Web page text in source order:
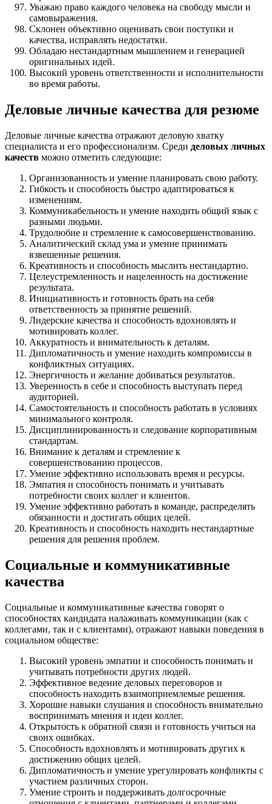
Уважаю право каждого человека на свободу мысли и
самовыражения.
Склонен объективно оценивать свои поступки и
качества, исправлять недостатки.
Обладаю нестандартным мышлением и генерацией
оригинальных идей.
Высокий уровень ответственности и исполнительности
во время работы.
Деловые личные качества для резюме
Деловые личные качества отражают деловую хватку
специалиста и его профессионализм. Среди деловых личных
качеств можно отметить следующие:
Организованность и умение планировать свою работу.
Гибкость и способность быстро адаптироваться к
изменениям.
Коммуникабельность и умение находить общий язык с
разными людьми.
Трудолюбие и стремление к самосовершенствованию.
Аналитический склад ума и умение принимать
взвешенные решения.
Креативность и способность мыслить нестандартно.
Целеустремленность и нацеленность на достижение
результата.
Инициативность и готовность брать на себя
ответственность за принятие решений.
Лидерские качества и способность вдохновлять и
мотивировать коллег.
Аккуратность и внимательность к деталям.
Дипломатичность и умение находить компромиссы в
конфликтных ситуациях.
Энергичность и желание добиваться результатов.
Уверенность в себе и способность выступать перед
аудиторией.
Самостоятельность и способность работать в условиях
минимального контроля.
Дисциплинированность и следование корпоративным
стандартам.
Внимание к деталям и стремление к
совершенствованию процессов.
Умение эффективно использовать время и ресурсы.
Эмпатия и способность понимать и учитывать
потребности своих коллег и клиентов.
Умение эффективно работать в команде, распределять
обязанности и достигать общих целей.
Креативность и способность находить нестандартные
решения для решения проблем.
Социальные и коммуникативные
качества
Социальные и коммуникативные качества говорят о
способностях кандидата налаживать коммуникации (как с
коллегами, так и с клиентами), отражают навыки поведения в
социальном обществе:
Высокий уровень эмпатии и способность понимать и
учитывать потребности других людей.
Эффективное ведение деловых переговоров и
способность находить взаимоприемлемые решения.
Хорошие навыки слушания и способность внимательно
воспринимать мнения и идеи коллег.
Открытость к обратной связи и готовность учиться на
своих ошибках.
Способность вдохновлять и мотивировать других к
достижению общих целей.
Дипломатичность и умение урегулировать конфликты с
участием различных сторон.
Умение строить и поддерживать долгосрочные